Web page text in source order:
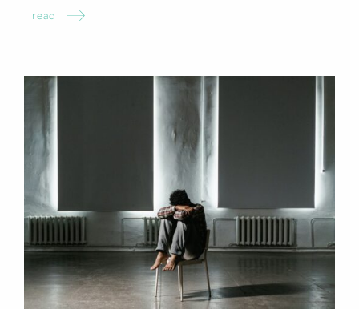
read